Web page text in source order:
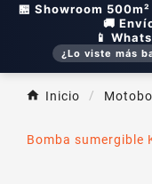
🏪 Showroom
🚚
📱
¿Lo viste más
Inicio
Bomba sumergible